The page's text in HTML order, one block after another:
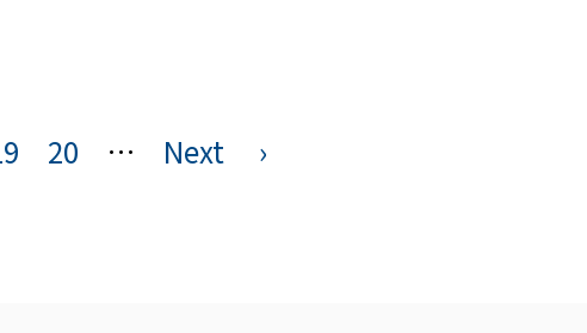
20 … Next ›